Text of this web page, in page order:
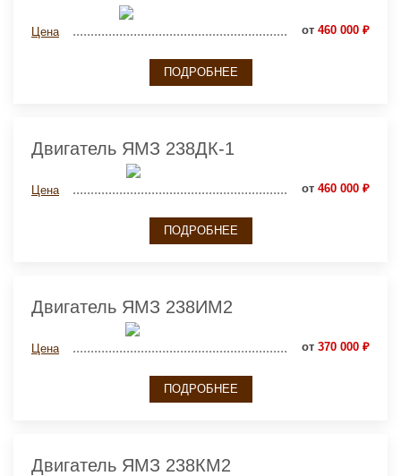
Цена от 460 000 ₽
ПОДРОБНЕЕ
Двигатель ЯМЗ 238ДК-1
Цена от 460 000 ₽
ПОДРОБНЕЕ
Двигатель ЯМЗ 238ИМ2
Цена от 370 000 ₽
ПОДРОБНЕЕ
Двигатель ЯМЗ 238КМ2